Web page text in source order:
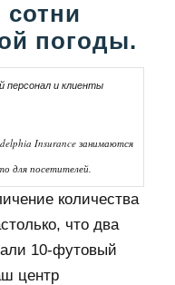
сотни
погоды.
Insurance занимаются
для посетителей.
количества
что два
10-футовый
центр